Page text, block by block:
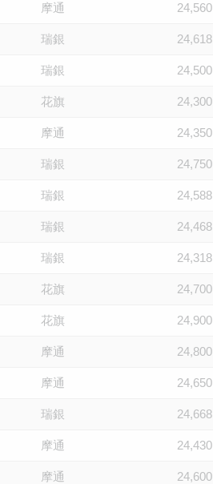
摩通 24,560
瑞銀 24,618
瑞銀 24,500
花旗 24,300
摩通 24,350
瑞銀 24,750
瑞銀 24,588
瑞銀 24,468
瑞銀 24,318
花旗 24,700
花旗 24,900
摩通 24,800
摩通 24,650
瑞銀 24,668
摩通 24,430
摩通 24,600